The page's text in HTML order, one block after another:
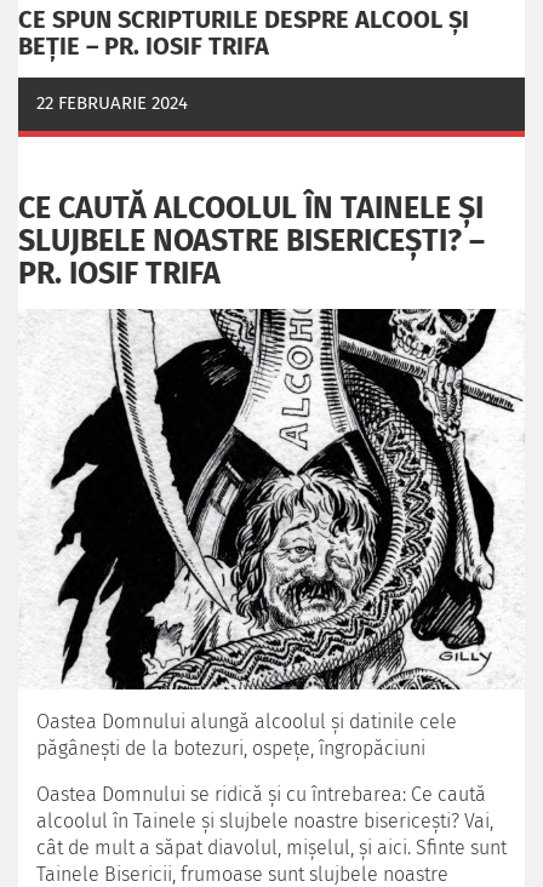
CE SPUN SCRIPTURILE DESPRE ALCOOL ȘI
BEȚIE – PR. IOSIF TRIFA
22 FEBRUARIE 2024
CE CAUTĂ ALCOOLUL ÎN TAINELE ŞI
SLUJBELE NOASTRE BISERICEŞTI? –
PR. IOSIF TRIFA
Oastea Domnului alungă alcoolul şi datinile cele
păgâneşti de la botezuri, ospeţe, îngropăciuni
Oastea Domnului se ridică şi cu întrebarea: Ce caută
alcoolul în Tainele şi slujbele noastre bisericeşti? Vai,
cât de mult a săpat diavolul, mişelul, şi aici. Sfinte sunt
Tainele Bisericii, frumoase sunt slujbele noastre